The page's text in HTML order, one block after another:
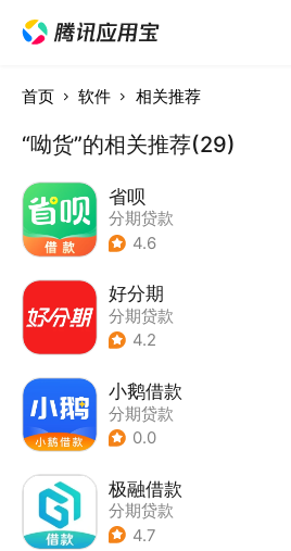
首页 软件 相关推荐
“呦货”的相关推荐(29)
省呗
分期贷款
4.6
好分期
分期贷款
4.2
小鹅借款
分期贷款
0.0
极融借款
分期贷款
4.7